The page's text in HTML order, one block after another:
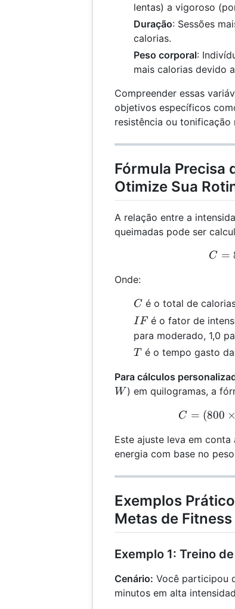
lentas) a vigoroso
Duração: Sessões
calorias.
Peso corporal:
mais calorias devido
Compreender essas
objetivos específicos
resistência ou tonificação
Fórmula Precisa
Otimize Sua
A relação entre a
queimadas pode ser
C =
Onde:
C
C é o total de
IF
IFé o fator de
para moderado, 1,0
T
T é o tempo gasto
Para cálculos
W ) em quilogramas, a
C = (800 ×
Este ajuste leva em
energia com base no
Exemplos
Metas de
Exemplo 1: Treino
Cenário: Você participou
minutos em alta